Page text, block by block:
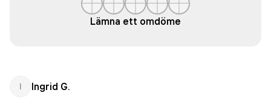
Lämna ett omdöme
I Ingrid G.